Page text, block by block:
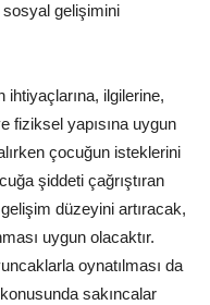
gelişimini
ilgilerine,
fiziksel yapısına uygun
çocuğun isteklerini
şiddeti çağrıştıran
düzeyini artıracak,
uygun olacaktır.
oynatılması da
sakıncalar